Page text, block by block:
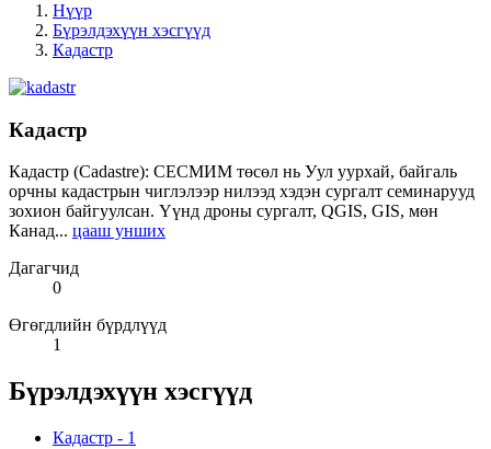
Нүүр
Бүрэлдэхүүн хэсгүүд
Кадастр
Кадастр
Кадастр (Cadastre): СЕСМИМ төсөл нь Уул уурхай, байгаль
орчны кадастрын чиглэлээр нилээд хэдэн сургалт семинарууд
зохион байгуулсан. Үүнд дроны сургалт, QGIS, GIS, мөн
Канад... цааш унших
Дагагчид
0
Өгөгдлийн бүрдлүүд
1
Бүрэлдэхүүн хэсгүүд
Кадастр - 1